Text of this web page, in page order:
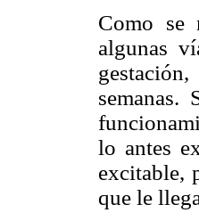
Como se
algunas
lo antes
excitable,
que le